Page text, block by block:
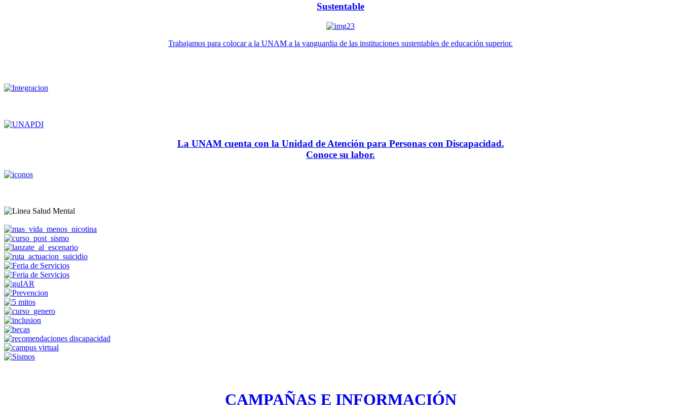
Sustentable
Trabajamos para colocar a la UNAM a la vanguardia de las instituciones sustentables de educación superior.
La UNAM cuenta con la Unidad de Atención para Personas con Discapacidad.
Conoce su labor.
CAMPAÑAS E INFORMACIÓN